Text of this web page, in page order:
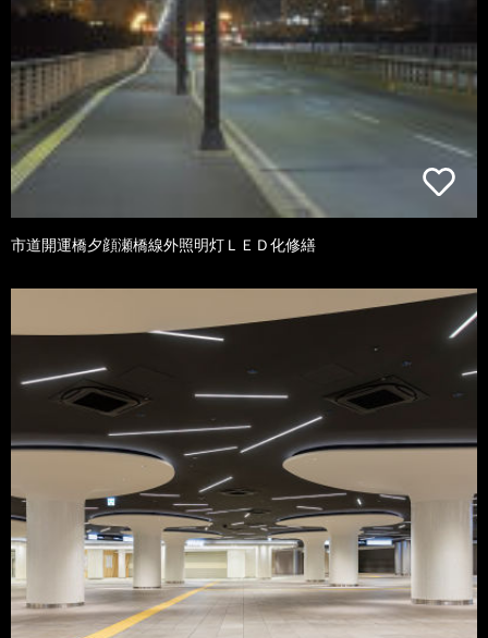
市道開運橋夕顔瀬橋線外照明灯ＬＥＤ化修繕